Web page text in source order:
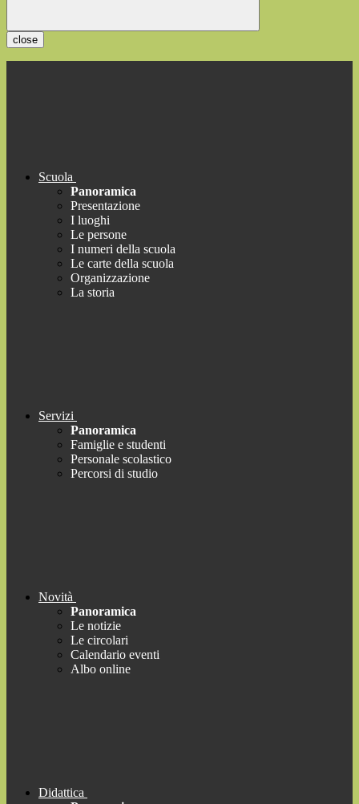
close
Scuola
Panoramica
Presentazione
I luoghi
Le persone
I numeri della scuola
Le carte della scuola
Organizzazione
La storia
Servizi
Panoramica
Famiglie e studenti
Personale scolastico
Percorsi di studio
Novità
Panoramica
Le notizie
Le circolari
Calendario eventi
Albo online
Didattica